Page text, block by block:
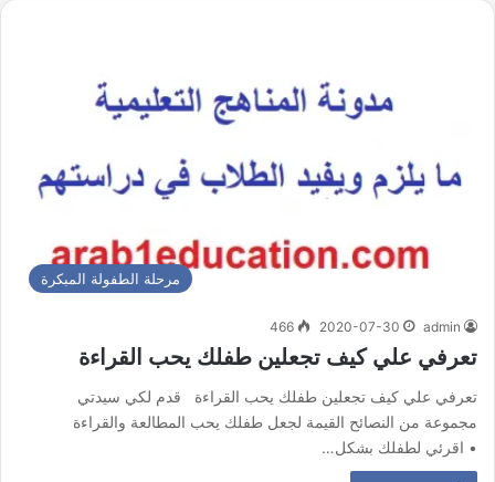
مرحلة الطفولة المبكرة
admin
2020-07-30
466
تعرفي علي كيف تجعلين طفلك يحب القراءة
تعرفي علي كيف تجعلين طفلك يحب القراءة قدم لكي سيدتي
مجموعة من النصائح القيمة لجعل طفلك يحب المطالعة والقراءة
• اقرئي لطفلك بشكل…